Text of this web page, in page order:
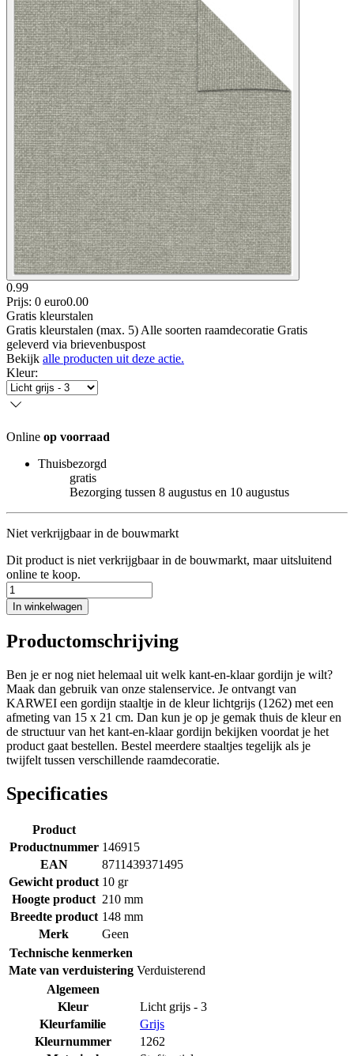
0.99
Prijs: 0 euro0.00
Gratis kleurstalen
Gratis kleurstalen (max. 5) Alle soorten raamdecoratie Gratis
geleverd via brievenbuspost
Bekijk alle producten uit deze actie.
Kleur:
Online op voorraad
Thuisbezorgd
gratis
Bezorging tussen 8 augustus en 10 augustus
Niet verkrijgbaar in de bouwmarkt
Dit product is niet verkrijgbaar in de bouwmarkt, maar uitsluitend
online te koop.
In winkelwagen
Productomschrijving
Ben je er nog niet helemaal uit welk kant-en-klaar gordijn je wilt?
Maak dan gebruik van onze stalenservice. Je ontvangt van
KARWEI een gordijn staaltje in de kleur lichtgrijs (1262) met een
afmeting van 15 x 21 cm. Dan kun je op je gemak thuis de kleur en
de structuur van het kant-en-klaar gordijn bekijken voordat je het
product gaat bestellen. Bestel meerdere staaltjes tegelijk als je
twijfelt tussen verschillende raamdecoratie.
Specificaties
Product
Productnummer 146915
EAN
8711439371495
Gewicht product 10 gr
Hoogte product 210 mm
Breedte product 148 mm
Merk
Geen
Technische kenmerken
Mate van verduistering Verduisterend
Algemeen
Kleur
Licht grijs - 3
Kleurfamilie
Grijs
Kleurnummer
1262